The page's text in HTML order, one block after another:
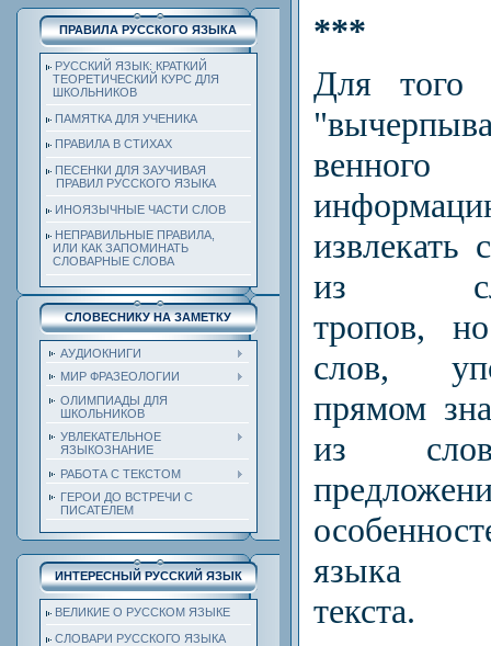
ПРАВИЛА РУССКОГО ЯЗЫКА
РУССКИЙ ЯЗЫК: КРАТКИЙ
ТЕОРЕТИЧЕСКИЙ КУРС ДЛЯ
ШКОЛЬНИКОВ
ПАМЯТКА ДЛЯ УЧЕНИКА
ПРАВИЛА В СТИХАХ
ПЕСЕНКИ ДЛЯ ЗАУЧИВАЯ
ПРАВИЛ РУССКОГО ЯЗЫКА
ИНОЯЗЫЧНЫЕ ЧАСТИ СЛОВ
НЕПРАВИЛЬНЫЕ ПРАВИЛА,
ИЛИ КАК ЗАПОМИНАТЬ
СЛОВАРНЫЕ СЛОВА
СЛОВЕСНИКУ НА ЗАМЕТКУ
АУДИОКНИГИ
МИР ФРАЗЕОЛОГИИ
ОЛИМПИАДЫ ДЛЯ
ШКОЛЬНИКОВ
УВЛЕКАТЕЛЬНОЕ
ЯЗЫКОЗНАНИЕ
РАБОТА С ТЕКСТОМ
ГЕРОИ ДО ВСТРЕЧИ С
ПИСАТЕЛЕМ
ИНТЕРЕСНЫЙ РУССКИЙ ЯЗЫК
ВЕЛИКИЕ О РУССКОМ ЯЗЫКЕ
СЛОВАРИ РУССКОГО ЯЗЫКА
***
Для того
извлекать
из
тропов,
слов,
прямом
из
языка
текста.